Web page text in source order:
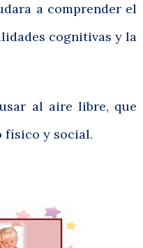
a comprender el
cognitivas y la
al aire libre, que
físico y social.